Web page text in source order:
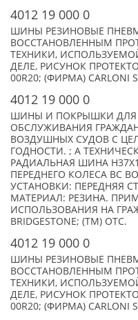
4012 19 000 0
ШИНЫ РЕЗИНОВЫЕ
ВОССТАНОВЛЕННЫМ
ТЕХНИКИ,
ДЕЛЕ, РИСУНОК
00R20; (ФИРМА) CARLONI
4012 19 000 0
ШИНЫ И ПОКРЫШКИ ДЛЯ
ОБСЛУЖИВАНИЯ
ВОЗДУШНЫХ СУДОВ С
ГОДНОСТИ. ; А
РАДИАЛЬНАЯ ШИНА
ПЕРЕДНЕГО КОЛЕСА ВС
УСТАНОВКИ: ПЕРЕДНЯЯ
МАТЕРИАЛ: РЕЗИНА.
ИСПОЛЬЗОВАНИЯ НА
BRIDGESTONE; (TM) ОТС.
4012 19 000 0
ШИНЫ РЕЗИНОВЫЕ
ВОССТАНОВЛЕННЫМ
ТЕХНИКИ,
ДЕЛЕ, РИСУНОК
00R20; (ФИРМА) CARLONI